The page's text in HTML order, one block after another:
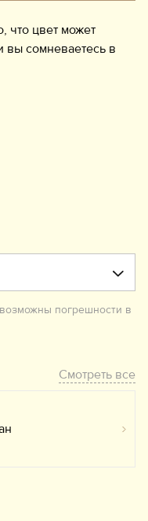
цвет может
вы сомневаетесь в
погрешности в
Смотреть все